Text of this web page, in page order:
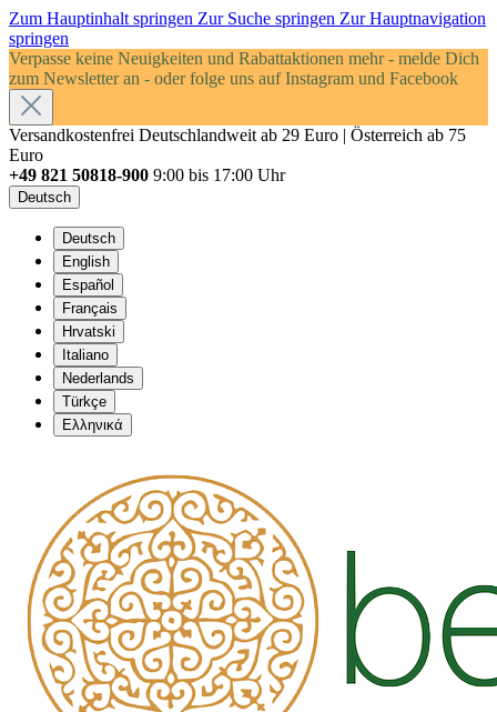
Zum Hauptinhalt springen Zur Suche springen Zur Hauptnavigation
springen
Verpasse keine Neuigkeiten und Rabattaktionen mehr - melde Dich
zum Newsletter an - oder folge uns auf Instagram und Facebook
Versandkostenfrei Deutschlandweit ab 29 Euro | Österreich ab 75
Euro
+49 821 50818-900 9:00 bis 17:00 Uhr
Deutsch
Deutsch
English
Español
Français
Hrvatski
Italiano
Nederlands
Türkçe
Ελληνικά